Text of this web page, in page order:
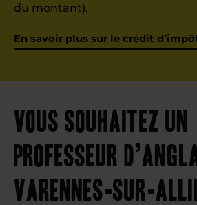
du montant).
En savoir plus sur le crédit
Vous souhaitez un
professeur
Varennes-sur-